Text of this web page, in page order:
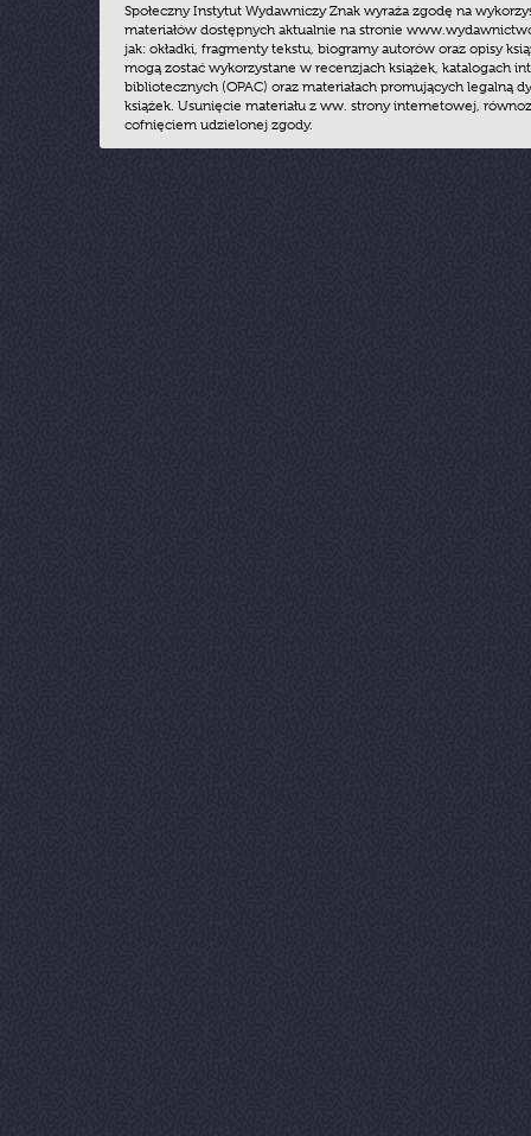
Społeczny Instytut Wydawniczy Znak wyraża zgodę na
materiałów dostępnych aktualnie na stronie
jak: okładki, fragmenty tekstu, biogramy autorów oraz opisy
mogą zostać wykorzystane w recenzjach książek, katalogach
bibliotecznych (OPAC) oraz materiałach promujących legalną
książek. Usunięcie materiału z ww. strony internetowej,
cofnięciem udzielonej zgody.